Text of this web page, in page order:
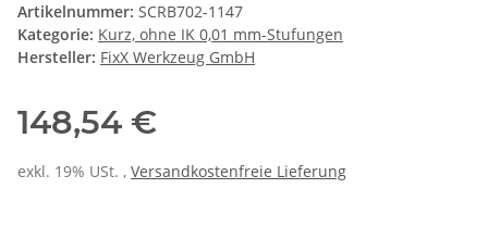
Artikelnummer: SCRB702-1147
Kategorie: Kurz, ohne IK 0,01 mm-Stufungen
Hersteller: FixX Werkzeug GmbH
148,54 €
exkl. 19% USt. , Versandkostenfreie Lieferung